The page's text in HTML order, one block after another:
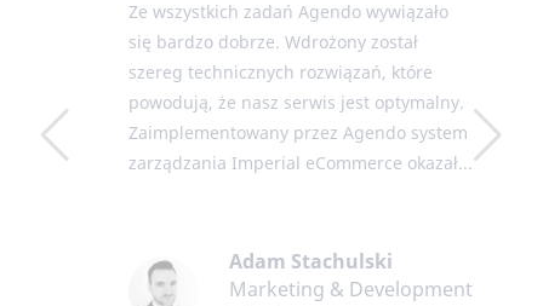
się bardzo dobrze. Wdrożony został
szereg technicznych rozwiązań, które
powodują, że nasz serwis jest optymalny.
Zaimplementowany przez Agendo system
zarządzania Imperial eCommerce okazał...
Marketing & Development
Director